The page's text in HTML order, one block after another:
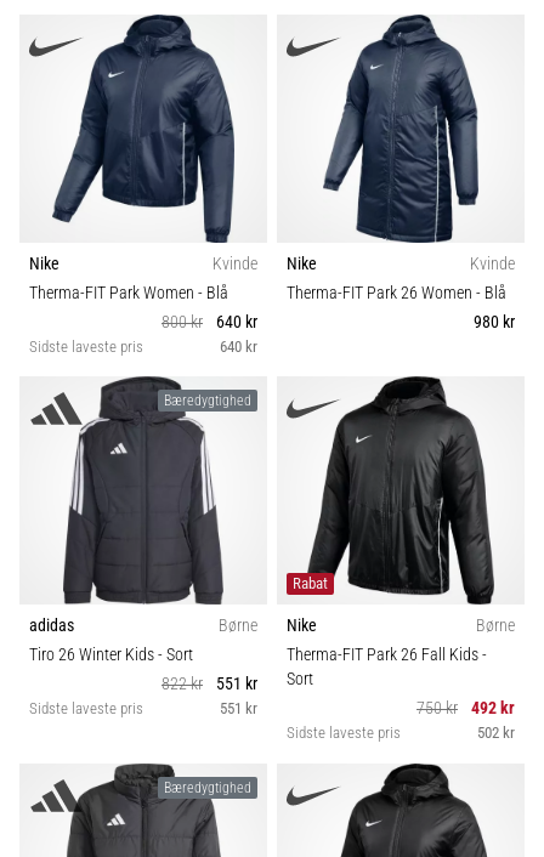
Nike
Kvinde
Therma-FIT Park Women - Blå
800 kr
640 kr
Sidste laveste pris 640 kr
Nike
Kvinde
Therma-FIT Park 26 Women - Blå
980 kr
Bæredygtighed
adidas
Børne
Tiro 26 Winter Kids- Sort
822 kr
551 kr
Sidste laveste pris 551 kr
Rabat
Nike
Børne
Therma-FIT Park 26 Fall Kids-
Sort
750 kr
492 kr
Sidste laveste pris 502 kr
Bæredygtighed